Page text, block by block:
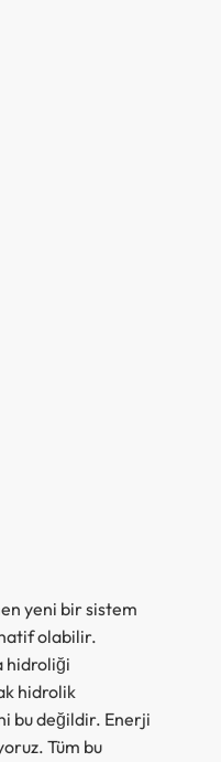
yeni bir sistem
olabilir.
hidroliği
hidrolik
bu değildir. Enerji
Tüm bu